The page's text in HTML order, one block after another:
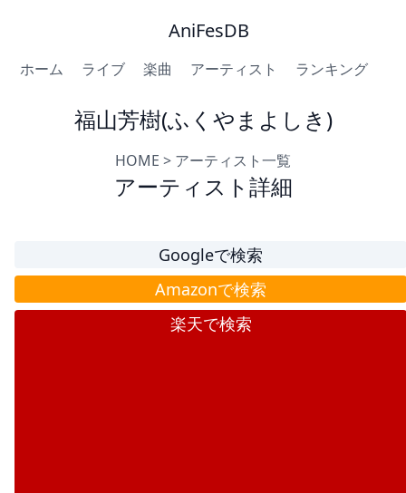
AniFesDB
ホーム ライブ 楽曲 アーティスト ランキング
福山芳樹(ふくやまよしき)
HOME > アーティスト一覧
アーティスト詳細
Googleで検索
Amazonで検索
楽天で検索